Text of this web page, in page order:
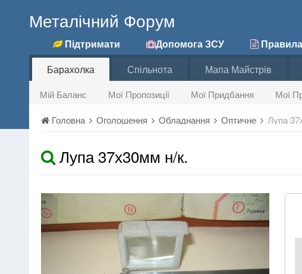
Металічний Форум
Підтримати Допомога ЗСУ Правила
Барахолка
Мій Баланс Мої Пропозиції Мої Придбання Мої
Спільнота Мапа Майстрів
Головна Оголошення Обладнання Оптичне Лупа
Лупа 37х30мм н/к.